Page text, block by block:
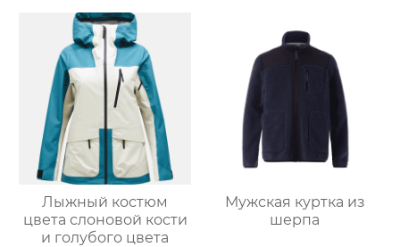
Лыжный костюм
цвета слоновой кости
и голубого цвета
Мужская куртка из
шерпа